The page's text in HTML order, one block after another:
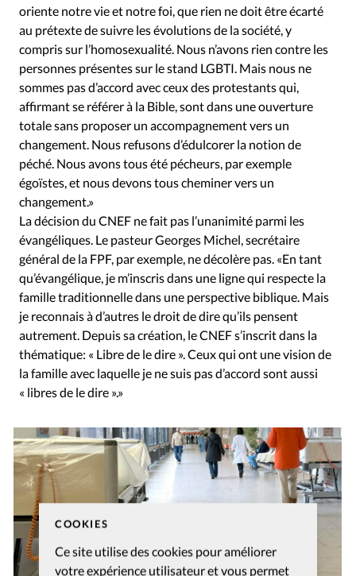
COOKIES
Ce site utilise des cookies pour améliorer
votre expérience utilisateur et vous permet
oriente notre vie et notre foi, que rien ne doit être écarté
au prétexte de suivre les évolutions de la société, y
compris sur l’homosexualité. Nous n’avons rien contre les
personnes présentes sur le stand LGBTI. Mais nous ne
sommes pas d’accord avec ceux des protestants qui,
affirmant se référer à la Bible, sont dans une ouverture
totale sans proposer un accompagnement vers un
changement. Nous refusons d’édulcorer la notion de
péché. Nous avons tous été pécheurs, par exemple
égoïstes, et nous devons tous cheminer vers un
changement.»
La décision du CNEF ne fait pas l’unanimité parmi les
évangéliques. Le pasteur Georges Michel, secrétaire
général de la FPF, par exemple, ne décolère pas. «En tant
qu’évangélique, je m’inscris dans une ligne qui respecte la
famille traditionnelle dans une perspective biblique. Mais
je reconnais à d’autres le droit de dire qu’ils pensent
autrement. Depuis sa création, le CNEF s’inscrit dans la
thématique: « Libre de le dire ». Ceux qui ont une vision de
la famille avec laquelle je ne suis pas d’accord sont aussi
« libres de le dire ».»